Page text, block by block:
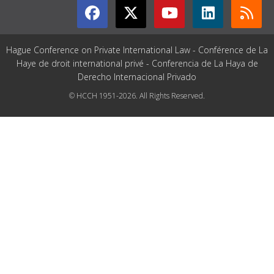
Hague Conference on Private International Law - Conférence de La
Haye de droit international privé - Conferencia de La Haya de
Derecho Internacional Privado
© HCCH 1951-2026. All Rights Reserved.